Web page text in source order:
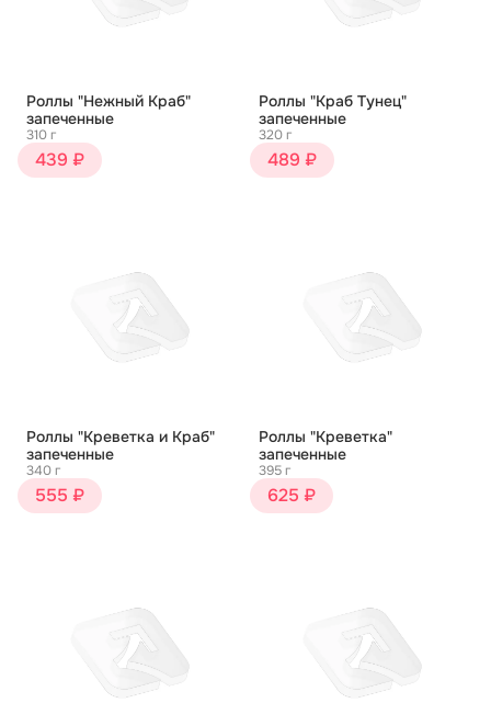
Роллы "Нежный Краб"
запеченные
310 г
439 ₽
Роллы "Краб Тунец"
запеченные
320 г
489 ₽
Роллы "Креветка и Краб"
запеченные
340 г
555 ₽
Роллы "Креветка"
запеченные
395 г
625 ₽